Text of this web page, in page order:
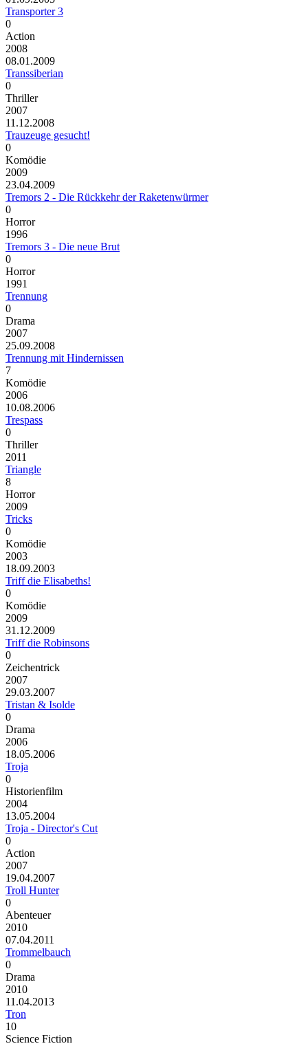
Transporter 3
0
Action
2008
08.01.2009
Transsiberian
0
Thriller
2007
11.12.2008
Trauzeuge gesucht!
0
Komödie
2009
23.04.2009
Tremors 2 - Die Rückkehr der Raketenwürmer
0
Horror
1996
Tremors 3 - Die neue Brut
0
Horror
1991
Trennung
0
Drama
2007
25.09.2008
Trennung mit Hindernissen
7
Komödie
2006
10.08.2006
Trespass
0
Thriller
2011
Triangle
8
Horror
2009
Tricks
0
Komödie
2003
18.09.2003
Triff die Elisabeths!
0
Komödie
2009
31.12.2009
Triff die Robinsons
0
Zeichentrick
2007
29.03.2007
Tristan & Isolde
0
Drama
2006
18.05.2006
Troja
0
Historienfilm
2004
13.05.2004
Troja - Director's Cut
0
Action
2007
19.04.2007
Troll Hunter
0
Abenteuer
2010
07.04.2011
Trommelbauch
0
Drama
2010
11.04.2013
Tron
10
Science Fiction